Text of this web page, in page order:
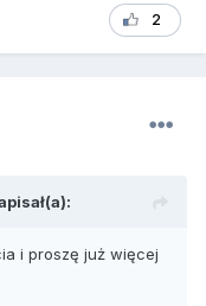
2
i proszę już więcej